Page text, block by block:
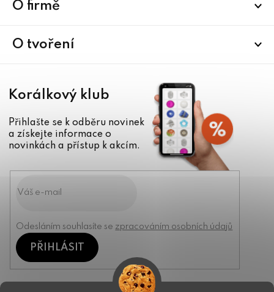
O firmě
O tvoření
Korálkový klub
Přihlašte se k odběru novinek
a získejte informace o
novinkách a přístup k akcím.
Odesláním souhlasíte se zpracováním osobních údajů
PŘIHLÁSIT